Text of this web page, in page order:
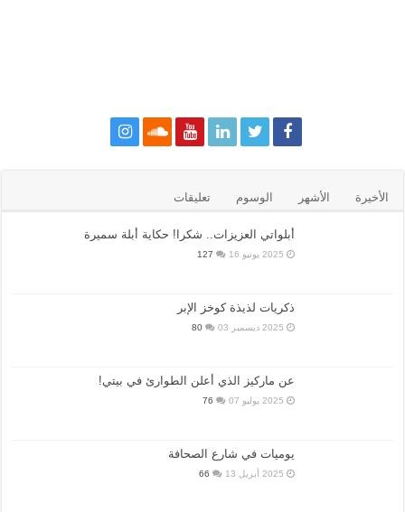
الأخيرة الأشهر الوسوم تعليقات
أبلواتي العزيزات.. شكرا! حكاية أبلة سميرة
2025 يونيو 16 127
ذكريات لذيذة كوخز الإبر
2025 ديسمبر 03 80
عن ماركيز الذي أعلن الطوارئ في بيتي!
2025 يوليو 07 76
يوميات في شارع الصحافة
2025 أبريل 13 66